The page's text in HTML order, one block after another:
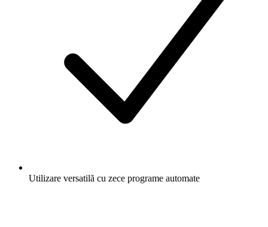
Utilizare versatilă cu zece programe automate